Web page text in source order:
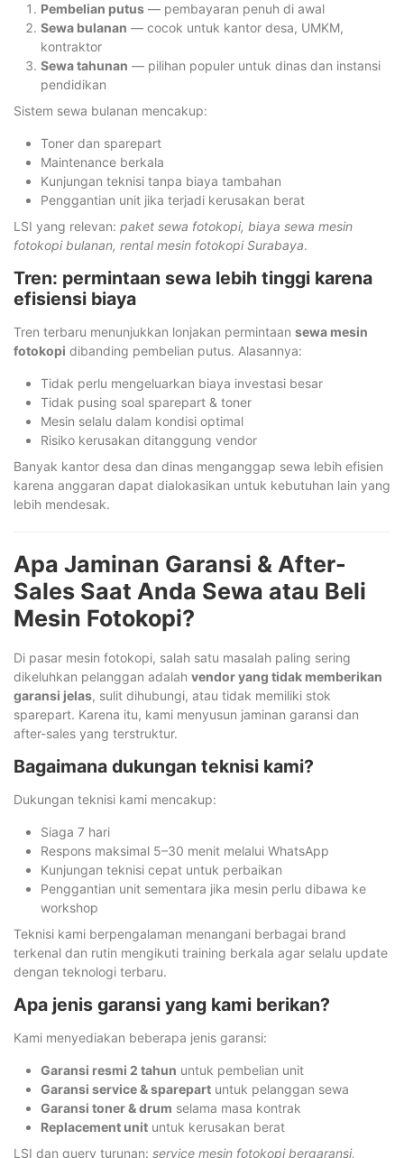
Pembelian putus — pembayaran penuh di awal
Sewa bulanan — cocok untuk kantor desa, UMKM,
kontraktor
Sewa tahunan — pilihan populer untuk dinas dan instansi
pendidikan
Sistem sewa bulanan mencakup:
Toner dan sparepart
Maintenance berkala
Kunjungan teknisi tanpa biaya tambahan
Penggantian unit jika terjadi kerusakan berat
LSI yang relevan: paket sewa fotokopi, biaya sewa mesin
fotokopi bulanan, rental mesin fotokopi Surabaya.
Tren: permintaan sewa lebih tinggi karena
efisiensi biaya
Tren terbaru menunjukkan lonjakan permintaan sewa mesin
fotokopi dibanding pembelian putus. Alasannya:
Tidak perlu mengeluarkan biaya investasi besar
Tidak pusing soal sparepart & toner
Mesin selalu dalam kondisi optimal
Risiko kerusakan ditanggung vendor
Banyak kantor desa dan dinas menganggap sewa lebih efisien
karena anggaran dapat dialokasikan untuk kebutuhan lain yang
lebih mendesak.
Apa Jaminan Garansi & After-
Sales Saat Anda Sewa atau Beli
Mesin Fotokopi?
Di pasar mesin fotokopi, salah satu masalah paling sering
dikeluhkan pelanggan adalah vendor yang tidak memberikan
garansi jelas, sulit dihubungi, atau tidak memiliki stok
sparepart. Karena itu, kami menyusun jaminan garansi dan
after-sales yang terstruktur.
Bagaimana dukungan teknisi kami?
Dukungan teknisi kami mencakup:
Siaga 7 hari
Respons maksimal 5–30 menit melalui WhatsApp
Kunjungan teknisi cepat untuk perbaikan
Penggantian unit sementara jika mesin perlu dibawa ke
workshop
Teknisi kami berpengalaman menangani berbagai brand
terkenal dan rutin mengikuti training berkala agar selalu update
dengan teknologi terbaru.
Apa jenis garansi yang kami berikan?
Kami menyediakan beberapa jenis garansi:
Garansi resmi 2 tahun untuk pembelian unit
Garansi service & sparepart untuk pelanggan sewa
Garansi toner & drum selama masa kontrak
Replacement unit untuk kerusakan berat
LSI dan query turunan: service mesin fotokopi bergaransi,